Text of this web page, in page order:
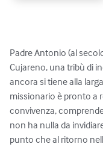
Padre Antonio (al
Cujareno, una tribù di
ancora si tiene alla
missionario è pronto a
convivenza,
non ha nulla da
punto che al ritorno